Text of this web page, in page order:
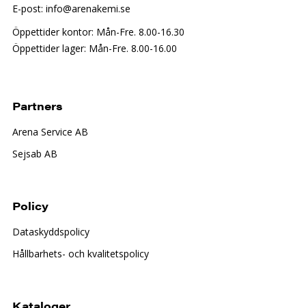
E-post: info@arenakemi.se
Öppettider kontor: Mån-Fre. 8.00-16.30
Öppettider lager: Mån-Fre. 8.00-16.00
Partners
Arena Service AB
Sejsab AB
Policy
Dataskyddspolicy
Hållbarhets- och kvalitetspolicy